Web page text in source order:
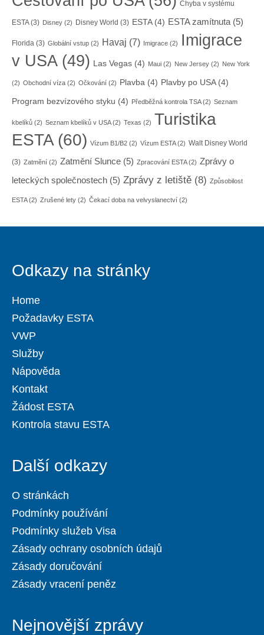
Chyba v systému
ESTA(3) Disney (2) Disney World (3) ESTA(4) ESTA zamítnuta (5)
Florida (3) Globální vstup (2) Havaj (7) Imigrace (2)
Imigrace
v USA(49) Las Vegas (4) Maui (2) New Jersey (2) New York
(2) Obchodní víza (2) Očkování (2) Plavba (4) Plavby po USA(4)
Program bezvízového styku (4) Předběžná kontrola TSA(2) Seznam
kbelíků (2) Seznam kbelíků v USA(2) Texas (2) Turistika
ESTA(60) Vízum B1/B2 (2) Vízum ESTA(2) Walt Disney World
(3) Zatmění (2) Zatmění Slunce (5) Zpracování ESTA(2) Zprávy o
leteckých společnostech (5) Zprávy z letiště (8) Způsobilost
ESTA(2) Zrušené lety (2) Čekací doba na velvyslanectví (2)
Odkazy na stránky
Home
Požadavky ESTA
VWP
Služby
Nápověda
Kontakt
Žádost ESTA
Kontrola stavu ESTA
Další odkazy
O stránkách
Podmínky používání
Podmínky služeb Visa
Zásady ochrany osobních údajů
Zásady doručování
Zásady vracení peněz
Nejnovější zprávy